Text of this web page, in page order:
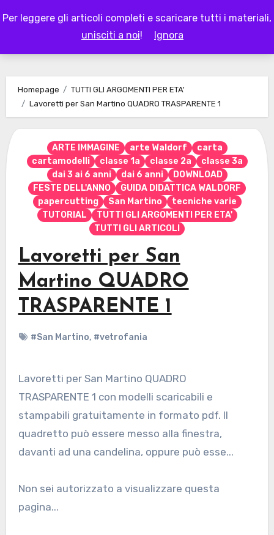
Per leggere gli articoli completi e scaricare tutti i materiali,
unisciti a noi! Ignora
to
LAPAPPADOLCE
Homepage
TUTTI GLI ARGOMENTI PER ETA'
Lavoretti per San Martino QUADRO TRASPARENTE 1
ARTE IMMAGINE arte Waldorf
carta
cartamodelli
classe 1a classe 2a
classe 3a
dai 3 ai 6 anni
dai 6 anni
DOWNLOAD
FESTE DELL'ANNO
GUIDA DIDATTICA WALDORF
papercutting
San Martino
tecniche varie
TUTORIAL
TUTTI GLI ARGOMENTI PER ETA'
TUTTI GLI ARTICOLI
Lavoretti per San
Martino QUADRO
TRASPARENTE 1
#San Martino, #vetrofania
Lavoretti per San Martino QUADRO
TRASPARENTE 1 con modelli scaricabili e
stampabili gratuitamente in formato pdf. Il
quadretto può essere messo alla finestra,
davanti ad una candelina, oppure può esse...
Non sei autorizzato a visualizzare questa
pagina...